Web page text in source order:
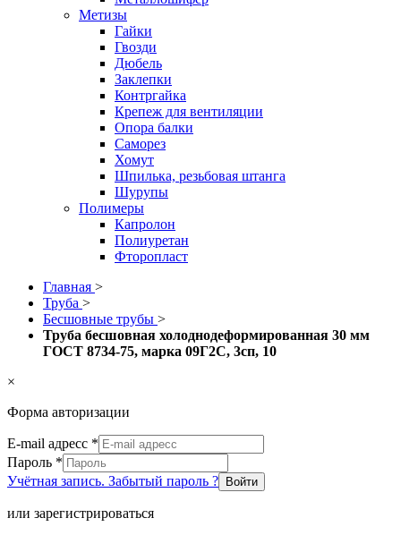
Метизы
Гайки
Гвозди
Дюбель
Заклепки
Контргайка
Крепеж для вентиляции
Опора балки
Саморез
Хомут
Шпилька, резьбовая штанга
Шурупы
Полимеры
Капролон
Полиуретан
Фторопласт
Главная >
Труба >
Бесшовные трубы >
Труба бесшовная холоднодеформированная 30 мм
ГОСТ 8734-75, марка 09Г2С, 3сп, 10
×
Форма авторизации
E-mail адресс *
Пароль *
Учётная запись. Забытый пароль ?
Войти
или зарегистрироваться